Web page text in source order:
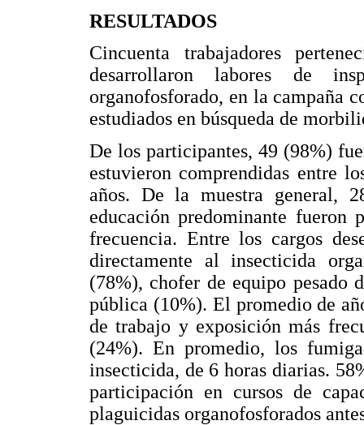
RESULTADOS
Cincuenta trabajadores
desarrollaron labores de
organofosforado, en la campaña
estudiados en búsqueda de
De los participantes, 49 (98%)
estuvieron comprendidas entre
años. De la muestra general,
educación predominante fueron
frecuencia. Entre los cargos
directamente al insecticida
(78%), chofer de equipo pesado
pública (10%). El promedio de
de trabajo y exposición más
(24%). En promedio, los
insecticida, de 6 horas diarias.
participación en cursos de
plaguicidas organofosforados